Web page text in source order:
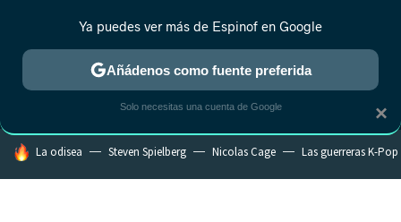
MENÚ NUEVO
ESTRENOS REALITY ANIME RANKINGS CINE
HOY SE HABLA DE
La odisea Steven Spielberg Nicolas Cage Las guerreras K-Pop
×
Ya puedes ver más de Espinof en Google
Añádenos como fuente preferida
Solo necesitas una cuenta de Google